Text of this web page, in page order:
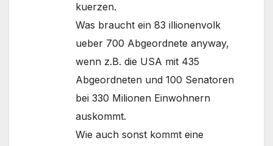
kuerzen.
Was braucht ein 83 illionenvolk
ueber 700 Abgeordnete anyway,
wenn z.B. die USA mit 435
Abgeordneten und 100 Senatoren
bei 330 Milionen Einwohnern
auskommt.
Wie auch sonst kommt eine